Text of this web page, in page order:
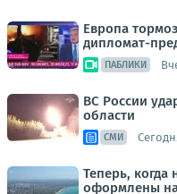
Европа
дипломат-
ПАБЛИКИ
ВС России
области
СМИ
Теперь,
оформлены